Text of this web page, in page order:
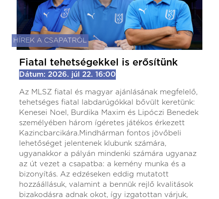
HÍREK A CSAPATRÓL
Fiatal tehetségekkel is erősítünk
Dátum: 2026. júl 22. 16:00
Az MLSZ fiatal és magyar ajánlásának megfelelő,
tehetséges fiatal labdarúgókkal bővült keretünk:
Kenesei Noel, Burdika Maxim és Lipóczi Benedek
személyében három ígéretes játékos érkezett
Kazincbarcikára.Mindhárman fontos jövőbeli
lehetőséget jelentenek klubunk számára,
ugyanakkor a pályán mindenki számára ugyanaz
az út vezet a csapatba: a kemény munka és a
bizonyítás. Az edzéseken eddig mutatott
hozzáállásuk, valamint a bennük rejlő kvalitások
bizakodásra adnak okot, így izgatottan várjuk,